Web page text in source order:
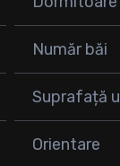
suma de
avand mobilier
gresie si
si magazine,
Număr băi
Suprafață
Orientare